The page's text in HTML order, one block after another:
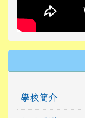
學校簡介